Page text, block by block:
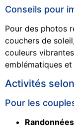
Conseils pour
Pour des photos
couchers de
couleurs
emblématiques
Activités
Pour les